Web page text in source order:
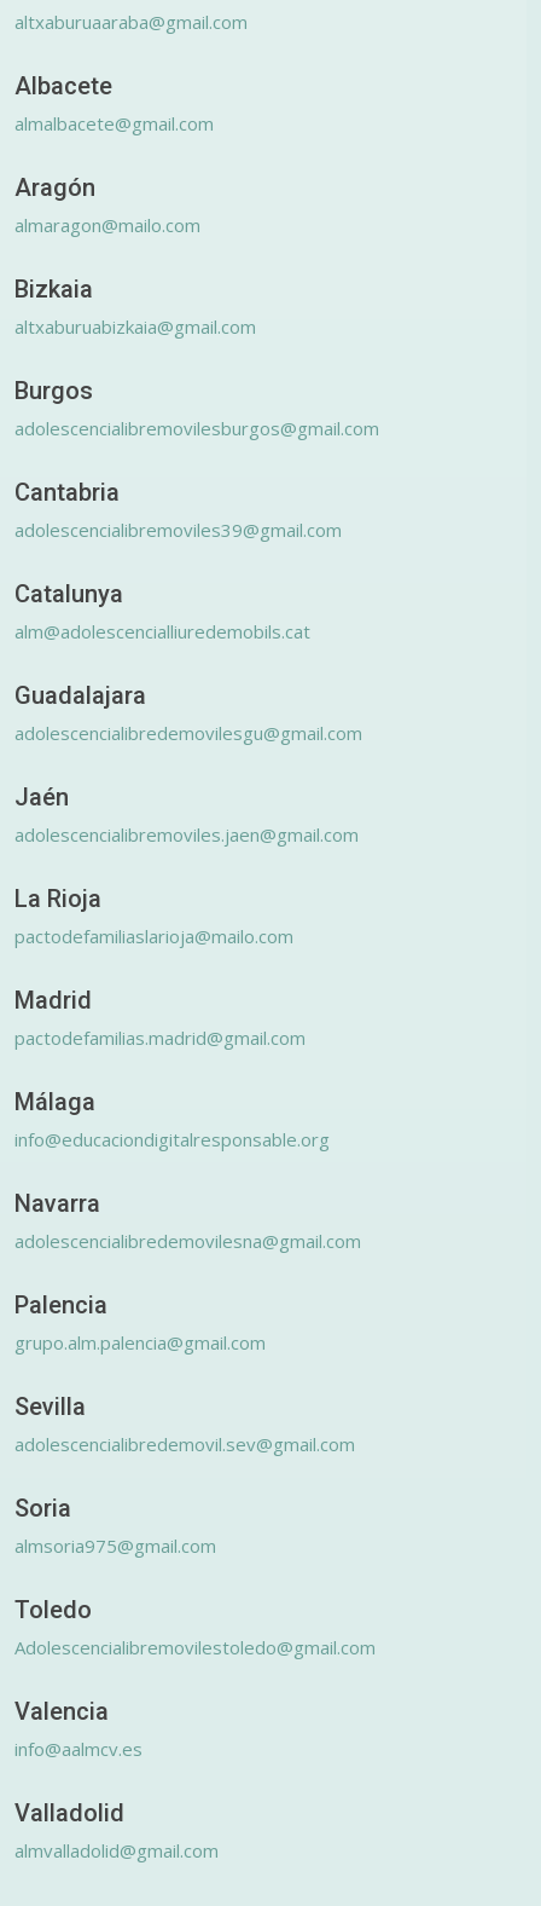
altxaburuaaraba@gmail.com
Albacete
almalbacete@gmail.com
Aragón
almaragon@mailo.com
Bizkaia
altxaburuabizkaia@gmail.com
Burgos
adolescencialibremovilesburgos@gmail.com
Cantabria
adolescencialibremoviles39@gmail.com
Catalunya
alm@adolescencialliuredemobils.cat
Guadalajara
adolescencialibredemovilesgu@gmail.com
Jaén
adolescencialibremoviles.jaen@gmail.com
La Rioja
pactodefamiliaslarioja@mailo.com
Madrid
pactodefamilias.madrid@gmail.com
Málaga
info@educaciondigitalresponsable.org
Navarra
adolescencialibredemovilesna@gmail.com
Palencia
grupo.alm.palencia@gmail.com
Sevilla
adolescencialibredemovil.sev@gmail.com
Soria
almsoria975@gmail.com
Toledo
Adolescencialibremovilestoledo@gmail.com
Valencia
info@aalmcv.es
Valladolid
almvalladolid@gmail.com